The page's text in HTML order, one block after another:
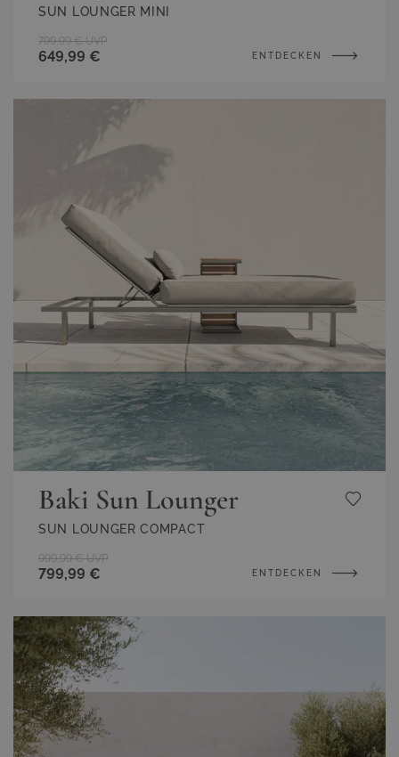
SUN LOUNGER MINI
649,99 €
799,99 € UVP
ENTDECKEN
Baki Sun Lounger
SUN LOUNGER COMPACT
799,99 €
999,99 € UVP
ENTDECKEN